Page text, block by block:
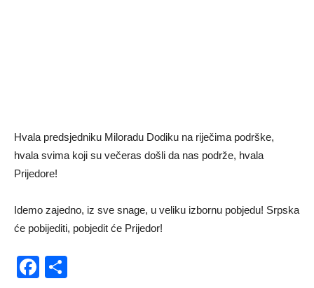
Hvala predsjedniku Miloradu Dodiku na riječima podrške,
hvala svima koji su večeras došli da nas podrže, hvala
Prijedore!
Idemo zajedno, iz sve snage, u veliku izbornu pobjedu! Srpska
će pobijediti, pobjedit će Prijedor!
Facebook